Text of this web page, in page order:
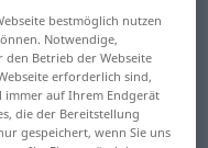
antippen)
bestmöglich nutzen
Notwendige,
Betrieb der Webseite
erforderlich sind,
immer auf Ihrem Endgerät
die der Bereitstellung
gespeichert, wenn Sie uns